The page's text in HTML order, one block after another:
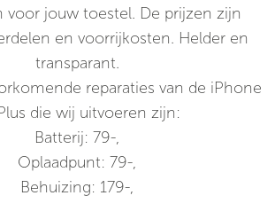
voor jouw toestel. De prijzen zijn
en voorrijkosten. Helder en
transparant.
reparaties van de iPhone
die wij uitvoeren zijn:
Batterij: 79-,
Oplaadpunt: 79-,
Behuizing: 179-,